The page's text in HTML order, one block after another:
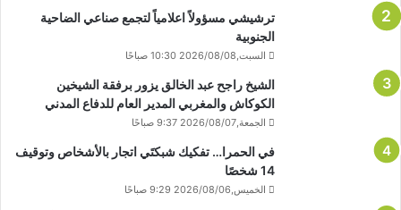
ترشيشي مسؤولاً اعلامياً لتجمع صناعي الضاحية
الجنوبية
السبت,2026/08/08 10:30 صباحًا
الشيخ راجح عبد الخالق يزور برفقة الشيخين
الكوكاش والمغربي المدير العام للدفاع المدني
الجمعة,2026/08/07 9:37 صباحًا
في الحمرا… تفكيك شبكتَي اتجار بالأشخاص وتوقيف
14 شخصًا
الخميس,2026/08/06 9:29 صباحًا